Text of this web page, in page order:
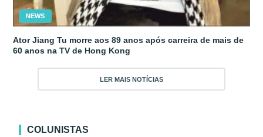
NEWS
Ator Jiang Tu morre aos 89 anos após carreira de mais de
60 anos na TV de Hong Kong
LER MAIS NOTÍCIAS
COLUNISTAS